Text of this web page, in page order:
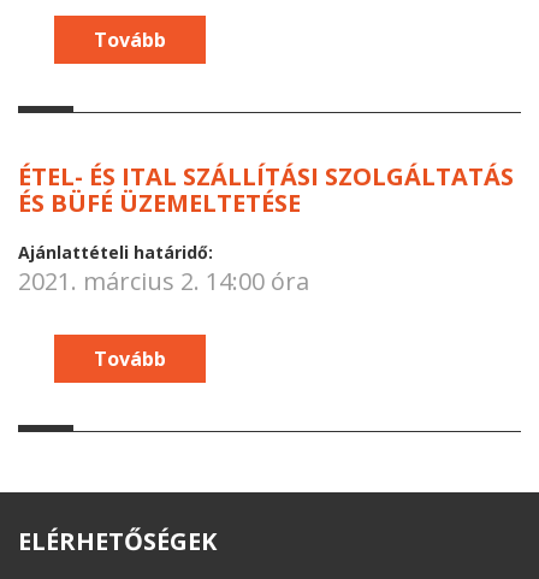
Tovább
ÉTEL- ÉS ITAL SZÁLLÍTÁSI SZOLGÁLTATÁS
ÉS BÜFÉ ÜZEMELTETÉSE
Ajánlattételi határidő:
2021. március 2. 14:00 óra
Tovább
ELÉRHETŐSÉGEK